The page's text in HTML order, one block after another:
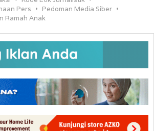
Pers
Pedoman Media Siber
Ramah Anak